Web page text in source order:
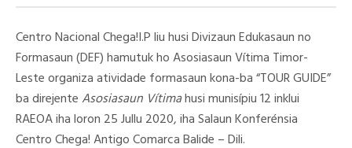
Centro Nacional Chega!I.P liu husi Divizaun Edukasaun no
Formasaun (DEF) hamutuk ho Asosiasaun Vítima Timor-
Leste organiza atividade formasaun kona-ba “TOUR GUIDE”
ba direjenteAsosiasaun Vítimahusi munisípiu 12 inklui
RAEOA iha loron 25 Jullu 2020, iha Salaun Konferénsia
Centro Chega! Antigo Comarca Balide – Dili.